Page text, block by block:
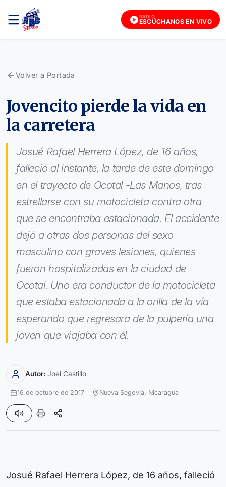
RADIO
ESCÚCHANOS EN VIVO
Volver a Portada
Jovencito pierde la vida en
la carretera
Josué Rafael Herrera López, de 16 años,
falleció al instante, la tarde de este domingo
en el trayecto de Ocotal -Las Manos, tras
estrellarse con su motocicleta contra otra
que se encontraba estacionada. El accidente
dejó a otras dos personas del sexo
masculino con graves lesiones, quienes
fueron hospitalizadas en la ciudad de
Ocotal. Uno era conductor de la motocicleta
que estaba estacionada a la orilla de la vía
esperando que regresara de la pulpería una
joven que viajaba con él.
Autor: Joel Castillo
16 de octubre de 2017 Nueva Segovia, Nicaragua
Josué Rafael Herrera López, de 16 años, falleció